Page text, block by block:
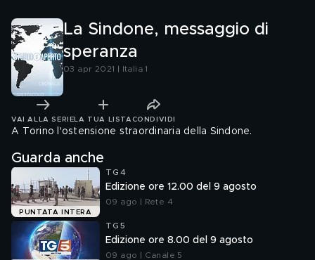
La Sindone, messaggio di
speranza
03 apr 2021 | Italia 1
VAI ALLA SERIE LA TUA LISTA CONDIVIDI
A Torino l'ostensione straordinaria della Sindone.
Guarda anche
PUNTATA INTERA
TG4
Edizione ore 12.00 del 9 agosto
09 ago | Rete 4
TG5
Edizione ore 8.00 del 9 agosto
09 ago | Canale 5